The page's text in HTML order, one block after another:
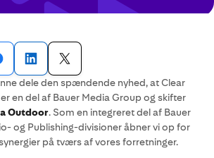
dele den spændende nyhed, at Clear
en del af Bauer Media Group og skifter
Outdoor. Som en integreret del af Bauer
og Publishing-divisioner åbner vi op for
på tværs af vores forretninger.